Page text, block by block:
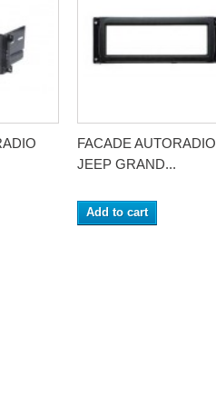
FACADE AUTORADIO
JEEP GRAND...
Add to cart